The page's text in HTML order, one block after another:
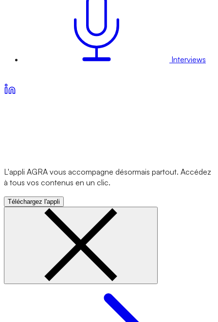
Interviews
L'appli AGRA vous accompagne désormais partout. Accédez
à tous vos contenus en un clic.
Téléchargez l'appli